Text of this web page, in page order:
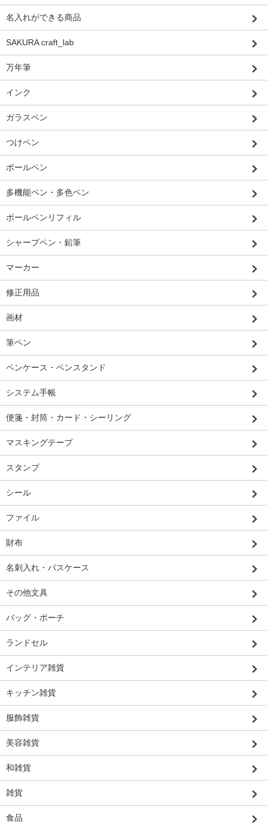
名入れができる商品
SAKURA craft_lab
万年筆
インク
ガラスペン
つけペン
ボールペン
多機能ペン・多色ペン
ボールペンリフィル
シャープペン・鉛筆
マーカー
修正用品
画材
筆ペン
ペンケース・ペンスタンド
システム手帳
便箋・封筒・カード・シーリング
マスキングテープ
スタンプ
シール
ファイル
財布
名刺入れ・パスケース
その他文具
バッグ・ポーチ
ランドセル
インテリア雑貨
キッチン雑貨
服飾雑貨
美容雑貨
和雑貨
雑貨
食品